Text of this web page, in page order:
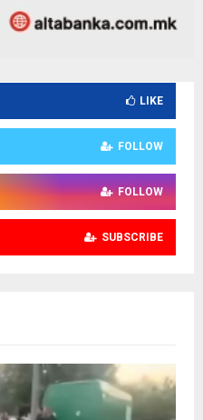
LIKE
FOLLOW
FOLLOW
SUBSCRIBE